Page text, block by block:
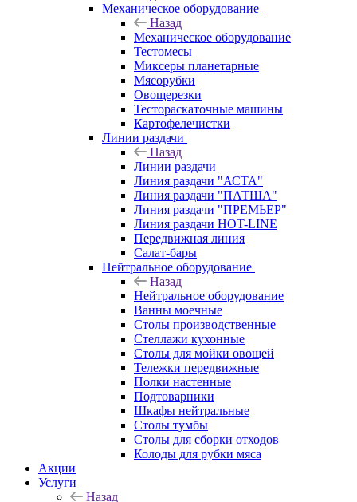
Механическое оборудование
Назад
Механическое оборудование
Тестомесы
Миксеры планетарные
Мясорубки
Овощерезки
Тестораскаточные машины
Картофелечистки
Линии раздачи
Назад
Линии раздачи
Линия раздачи "АСТА"
Линия раздачи "ПАТША"
Линия раздачи "ПРЕМЬЕР"
Линия раздачи HOT-LINE
Передвижная линия
Салат-бары
Нейтральное оборудование
Назад
Нейтральное оборудование
Ванны моечные
Столы производственные
Стеллажи кухонные
Столы для мойки овощей
Тележки передвижные
Полки настенные
Подтоварники
Шкафы нейтральные
Столы тумбы
Столы для сборки отходов
Колоды для рубки мяса
Акции
Услуги
Назад